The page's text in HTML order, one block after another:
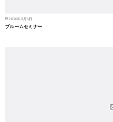
2016年3月6日
プルームセミナー